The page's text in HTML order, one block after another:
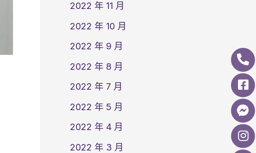
2022 年 11 月
2022 年 10 月
2022 年 9 月
2022 年 8 月
2022 年 7 月
2022 年 5 月
2022 年 4 月
2022 年 3 月